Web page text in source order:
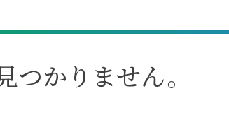
かりません。